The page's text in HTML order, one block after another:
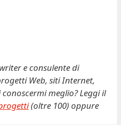
e consulente di
Web, siti Internet,
meglio? Leggi il
(oltre 100) oppure